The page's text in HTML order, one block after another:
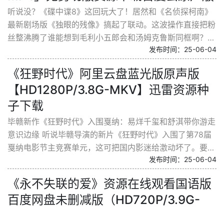
听说没？《碟中谍8》这回玩大了！居然和《名侦探柯南》
最新剧场版《独眼的残像》搞起了联动。这波操作直接把粉
丝整沸腾了谁能想到毛利小五郎会和汤姆克鲁斯同框啊？
先说说这联动的具体花样。官方放出了一段特别预告片...
发布时间：25-06-04
《狂野时代》阿里云盘蓝光版原声版
【HD1280P/3.8G-MKV】迅雷资源种
子下载
毕赣新作《狂野时代》入围戛纳：易烊千玺和舒淇带你游走
意识边缘 听说毕赣导演的新片《狂野时代》入围了第78届
戛纳电影节主竞赛单元，这可把国内影迷给激动坏了。要知
道，这位凭借《路边野餐》和《地球最后的夜晚》在国...
发布时间：25-06-04
《永不失联的爱》资源在线观看国语版
百度网盘未删减版（HD720P/3.9G-